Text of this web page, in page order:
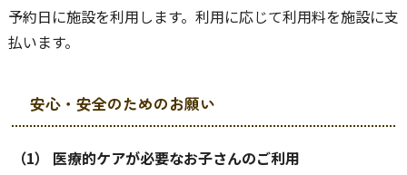
予約日に施設を利用します。利用に応じて利用料を施設に支
払います。
安心・安全のためのお願い
（1） 医療的ケアが必要なお子さんのご利用